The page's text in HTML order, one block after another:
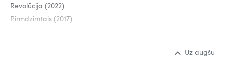
Revolūcija (2022)
Pirmdzimtais (2017)
Uz augšu